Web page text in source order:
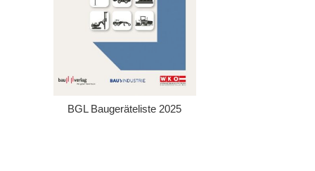
BGL Baugeräteliste 2025